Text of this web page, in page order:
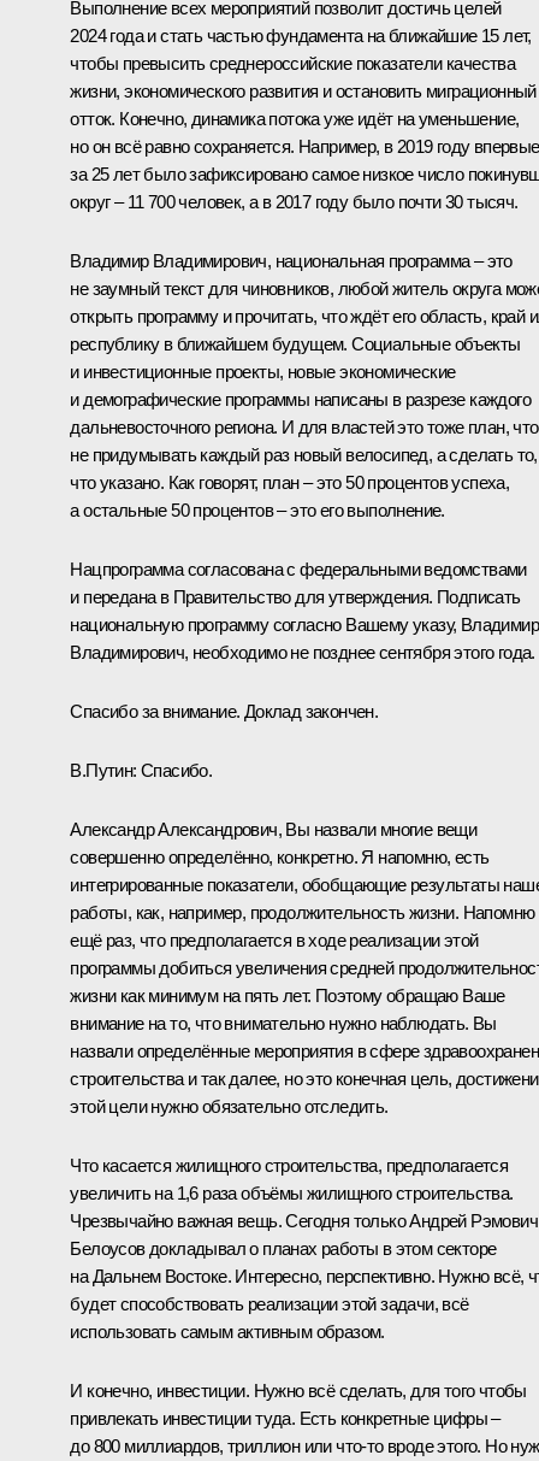
Выполнение всех мероприятий позволит достичь целей
2024 года и стать частью фундамента на ближайшие 15 лет,
чтобы превысить среднероссийские показатели качества
жизни, экономического развития и остановить миграционный
отток. Конечно, динамика потока уже идёт на уменьшение,
но он всё равно сохраняется. Например, в 2019 году впервые
за 25 лет было зафиксировано самое низкое число
округ – 11 700 человек, а в 2017 году было почти 30 тысяч.
Владимир Владимирович, национальная программа – это
не заумный текст для чиновников, любой житель округа
открыть программу и прочитать, что ждёт его область, край
республику в ближайшем будущем. Социальные объекты
и инвестиционные проекты, новые экономические
и демографические программы написаны в разрезе каждого
дальневосточного региона. И для властей это тоже план,
не придумывать каждый раз новый велосипед, а сделать то,
что указано. Как говорят, план – это 50 процентов успеха,
а остальные 50 процентов – это его выполнение.
Нацпрограмма согласована с федеральными ведомствами
и передана в Правительство для утверждения. Подписать
национальную программу согласно Вашему указу, Владимир
Владимирович, необходимо не позднее сентября этого года.
Спасибо за внимание. Доклад закончен.
В.Путин: Спасибо.
Александр Александрович, Вы назвали многие вещи
совершенно определённо, конкретно. Я напомню, есть
интегрированные показатели, обобщающие результаты
работы, как, например, продолжительность жизни. Напомню
ещё раз, что предполагается в ходе реализации этой
программы добиться увеличения средней
жизни как минимум на пять лет. Поэтому обращаю Ваше
внимание на то, что внимательно нужно наблюдать. Вы
назвали определённые мероприятия в сфере
строительства и так далее, но это конечная цель,
этой цели нужно обязательно отследить.
Что касается жилищного строительства, предполагается
увеличить на 1,6 раза объёмы жилищного строительства.
Чрезвычайно важная вещь. Сегодня только Андрей Рэмович
Белоусов докладывал о планах работы в этом секторе
на Дальнем Востоке. Интересно, перспективно. Нужно всё,
будет способствовать реализации этой задачи, всё
использовать самым активным образом.
И конечно, инвестиции. Нужно всё сделать, для того чтобы
привлекать инвестиции туда. Есть конкретные цифры –
до 800 миллиардов, триллион или что-то вроде этого. Но